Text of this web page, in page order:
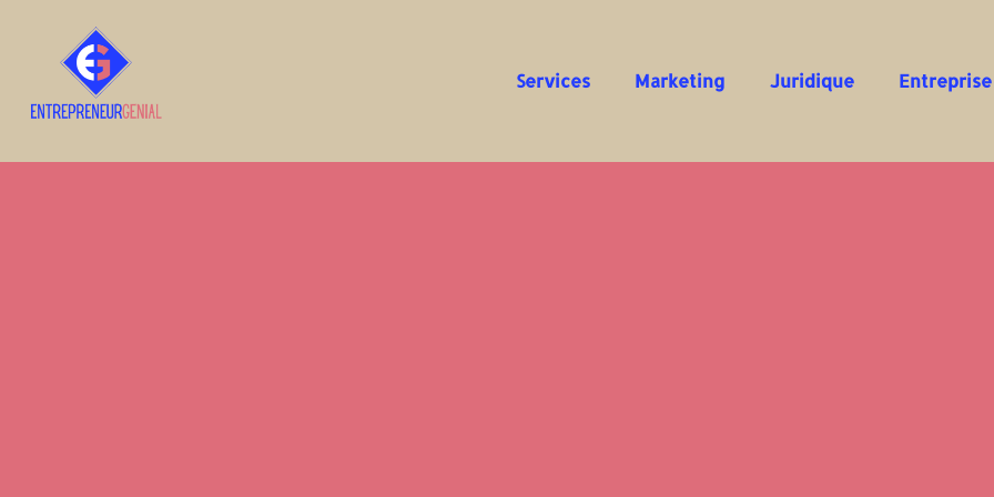
Services Marketing Juridique Entreprise